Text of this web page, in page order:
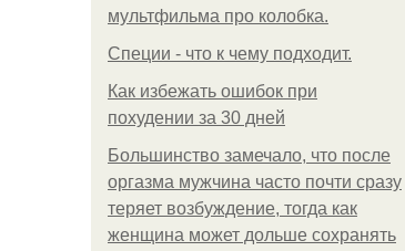
мультфильма про колобка.
Специи - что к чему подходит.
Как избежать ошибок при
похудении за 30 дней
Большинство замечало, что после
оргазма мужчина часто почти сразу
теряет возбуждение, тогда как
женщина может дольше сохранять